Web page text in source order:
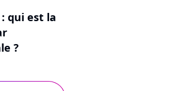
qui est la
?